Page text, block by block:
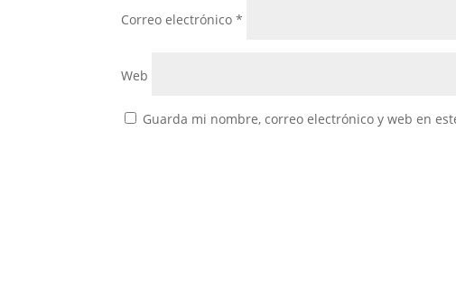
Correo electrónico*
Web
Guarda mi nombre, correo electrónico y web en